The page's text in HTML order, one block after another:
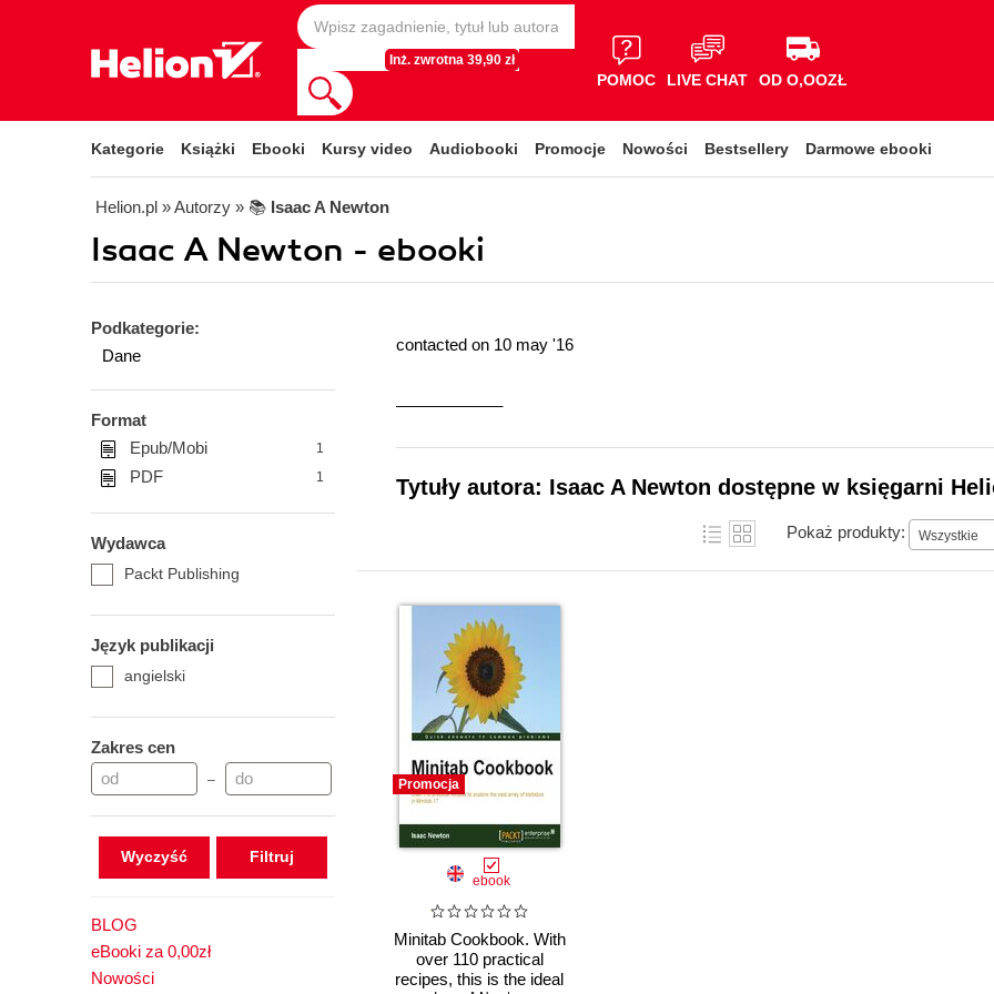
Inż. zwrotna 39,90 zł
POMOC LIVE CHAT OD O,OOZŁ
Kategorie Książki Ebooki Kursy video Audiobooki Promocje Nowości Bestsellery Darmowe ebooki
Helion.pl » Autorzy » 📚 Isaac A Newton
Isaac A Newton - ebooki
Podkategorie:
Dane
Format
Epub/Mobi
1
PDF 1
Wydawca
Packt Publishing
Język publikacji
angielski
Zakres cen
–
Wyczyść
BLOG
eBooki za 0,00zł
Nowości
contacted on 10 may '16
Tytuły autora: Isaac A Newton dostępne w księgarni
Pokaż produkty: Wszystkie
Promocja
ebook
Minitab Cookbook. With
over 110 practical
recipes, this is the ideal